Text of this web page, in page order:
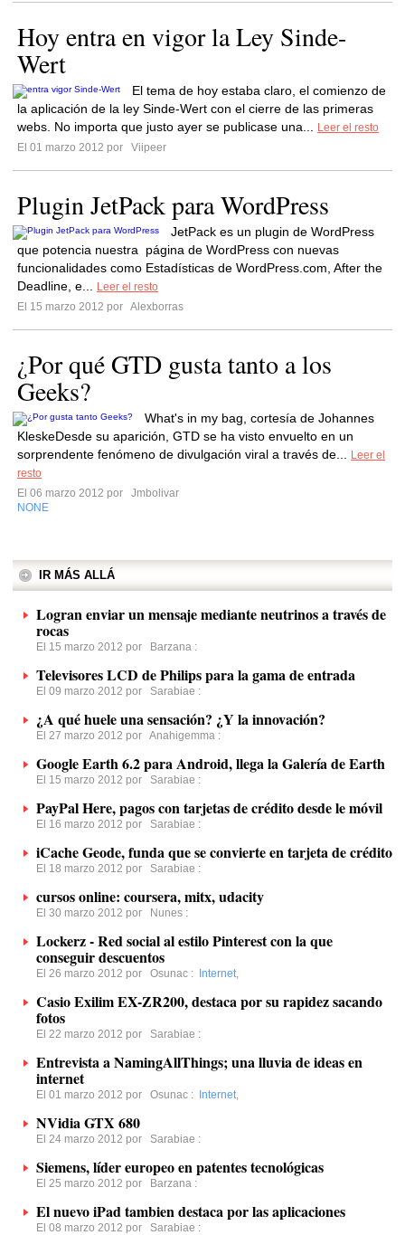
Hoy entra en vigor la Ley Sinde-
Wert
El tema de hoy estaba claro, el comienzo de
la aplicación de la ley Sinde-Wert con el cierre de las primeras
webs. No importa que justo ayer se publicase una...
Leer el resto
El 01 marzo 2012 por
Viipeer
Plugin JetPack para WordPress
JetPack es un plugin de WordPress
que potencia nuestra página de WordPress con nuevas
funcionalidades como Estadísticas de WordPress.com, After the
Deadline, e...
Leer el resto
El 15 marzo 2012 por Alexborras
¿Por qué GTD gusta tanto a los
Geeks?
What's in my bag, cortesía de Johannes
KleskeDesde su aparición, GTD se ha visto envuelto en un
sorprendente fenómeno de divulgación viral a través de...
Leer el
resto
El 06 marzo 2012 por
Jmbolivar
NONE
IR MÁS ALLÁ
Logran enviar un mensaje mediante neutrinos a través de
rocas
El 15 marzo 2012 por Barzana :
Televisores LCD de Philips para la gama de entrada
El 09 marzo 2012 por Sarabiae :
¿A qué huele una sensación? ¿Y la innovación?
El 27 marzo 2012 por Anahigemma :
Google Earth 6.2 para Android, llega la Galería de Earth
El 15 marzo 2012 por Sarabiae :
PayPal Here, pagos con tarjetas de crédito desde le móvil
El 16 marzo 2012 por Sarabiae :
iCache Geode, funda que se convierte en tarjeta de crédito
El 18 marzo 2012 por Sarabiae :
cursos online: coursera, mitx, udacity
El 30 marzo 2012 por Nunes :
Lockerz - Red social al estilo Pinterest con la que
conseguir descuentos
El 26 marzo 2012 por Osunac : Internet,
Casio Exilim EX-ZR200, destaca por su rapidez sacando
fotos
El 22 marzo 2012 por Sarabiae :
Entrevista a NamingAllThings; una lluvia de ideas en
internet
El 01 marzo 2012 por Osunac : Internet,
NVidia GTX 680
El 24 marzo 2012 por Sarabiae :
Siemens, líder europeo en patentes tecnológicas
El 25 marzo 2012 por Barzana :
El nuevo iPad tambien destaca por las aplicaciones
El 08 marzo 2012 por Sarabiae :